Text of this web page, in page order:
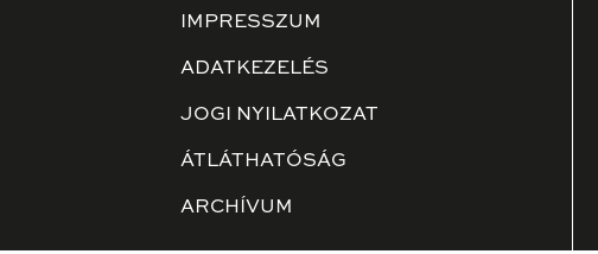
IMPRESSZUM
ADATKEZELÉS
JOGI NYILATKOZAT
ÁTLÁTHATÓSÁG
ARCHÍVUM